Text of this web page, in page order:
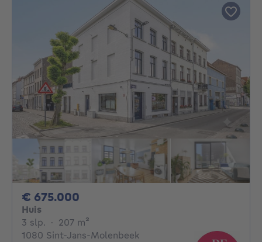
€ 675.000
Huis
3 slp. 3 slaapkamers
· 207 m²
1080 Sint-Jans-Molenbeek